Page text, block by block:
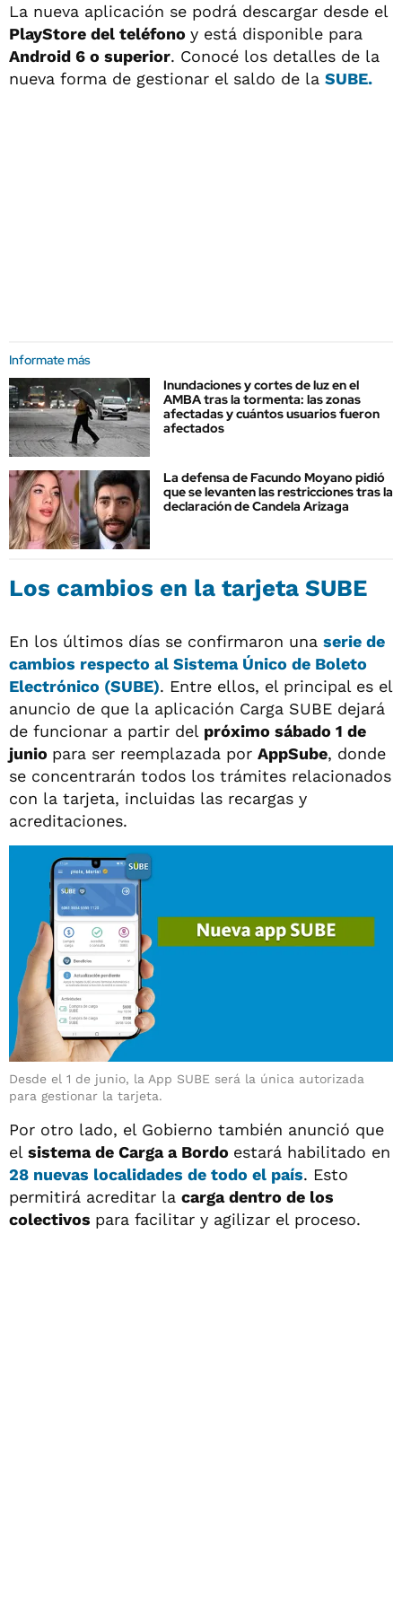
La nueva aplicación se podrá descargar desde el
PlayStore del teléfono y está disponible para
Android 6 o superior. Conocé los detalles de la
nueva forma de gestionar el saldo de la SUBE.
Informate más
Inundaciones y cortes de luz en el
AMBA tras la tormenta: las zonas
afectadas y cuántos usuarios fueron
afectados
La defensa de Facundo Moyano pidió
que se levanten las restricciones tras la
declaración de Candela Arizaga
Los cambios en la tarjeta SUBE
En los últimos días se confirmaron una serie de
cambios respecto al Sistema Único de Boleto
Electrónico (SUBE). Entre ellos, el principal es el
anuncio de que la aplicación Carga SUBE dejará
de funcionar a partir del próximo sábado 1 de
junio para ser reemplazada por AppSube, donde
se concentrarán todos los trámites relacionados
con la tarjeta, incluidas las recargas y
acreditaciones.
Desde el 1 de junio, la App SUBE será la única autorizada
para gestionar la tarjeta.
Por otro lado, el Gobierno también anunció que
el sistema de Carga a Bordo estará habilitado en
28 nuevas localidades de todo el país. Esto
permitirá acreditar la carga dentro de los
colectivos para facilitar y agilizar el proceso.